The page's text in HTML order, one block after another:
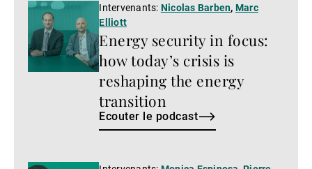
Ecouter
podcast
Energy security in focus:
how today’s crisis is
reshaping the energy
transition
Intervenants: Nicolas Barben, Marc
Elliott
Ecouter le podcast